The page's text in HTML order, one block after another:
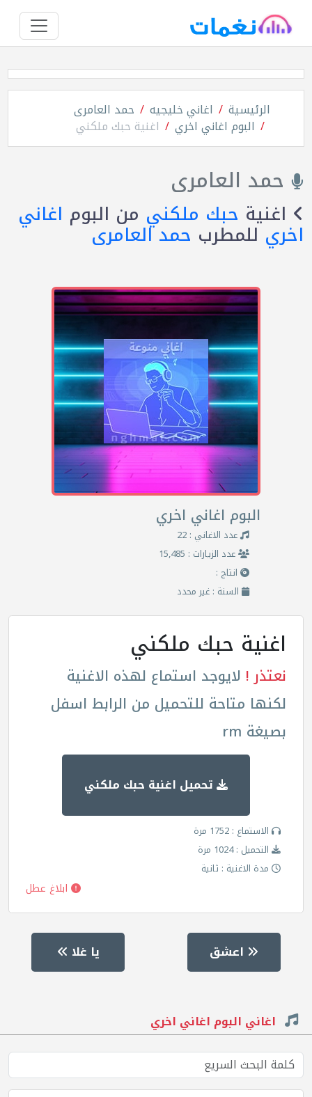
الرئيسية اغاني خليجيه حمد العامرى
البوم اغاني اخري اغنية حبك ملكني
حمد العامرى
اغنية حبك ملكني من البوم اغاني
اخري للمطرب حمد العامرى
البوم اغاني اخري
عدد الاغاني : 22
عدد الزيارات : 15,485
انتاج :
السنة : غير محدد
اغنية حبك ملكني
نعتذر ! لايوجد استماع لهذه الاغنية
لكنها متاحة للتحميل من الرابط اسفل
بصيغة rm
تحميل اغنية حبك ملكني
الاستماع : 1752 مرة
التحميل : 1024 مرة
مدة الاغنية : ثانية
ابلاغ عطل
اعشق يا غلا
اغاني البوم اغاني اخري